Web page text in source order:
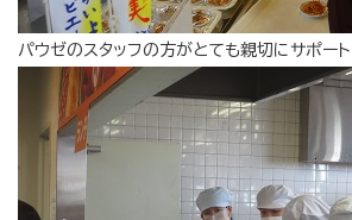
パウゼのスタッフの方がとても親切にサポート